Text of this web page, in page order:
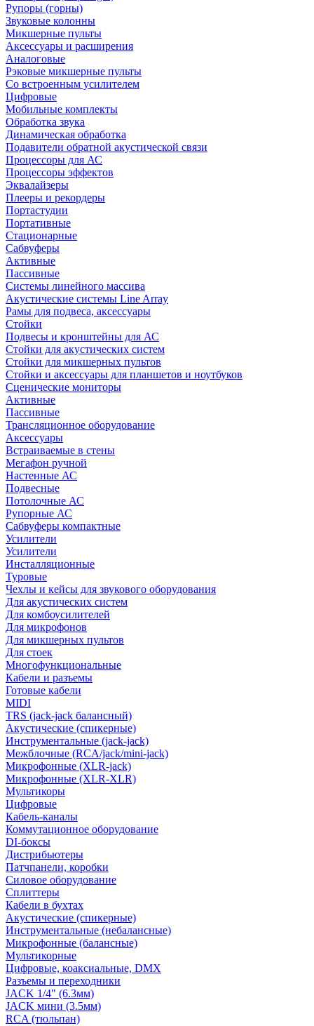
Рупоры (горны)
Звуковые колонны
Микшерные пульты
Аксессуары и расширения
Аналоговые
Рэковые микшерные пульты
Со встроенным усилителем
Цифровые
Мобильные комплекты
Обработка звука
Динамическая обработка
Подавители обратной акустической связи
Процессоры для АС
Процессоры эффектов
Эквалайзеры
Плееры и рекордеры
Портастудии
Портативные
Стационарные
Сабвуферы
Активные
Пассивные
Системы линейного массива
Акустические системы Line Array
Рамы для подвеса, аксессуары
Стойки
Подвесы и кронштейны для АС
Стойки для акустических систем
Стойки для микшерных пультов
Стойки и аксессуары для планшетов и ноутбуков
Сценические мониторы
Активные
Пассивные
Трансляционное оборудование
Аксессуары
Встраиваемые в стены
Мегафон ручной
Настенные АС
Подвесные
Потолочные АС
Рупорные АС
Сабвуферы компактные
Усилители
Усилители
Инсталляционные
Туровые
Чехлы и кейсы для звукового оборудования
Для акустических систем
Для комбоусилителей
Для микрофонов
Для микшерных пультов
Для стоек
Многофункциональные
Кабели и разъемы
Готовые кабели
MIDI
TRS (jack-jack балансный)
Акустические (спикерные)
Инструментальные (jack-jack)
Межблочные (RCA/jack/mini-jack)
Микрофонные (XLR-jack)
Микрофонные (XLR-XLR)
Мультикоры
Цифровые
Кабель-каналы
Коммутационное оборудование
DI-боксы
Дистрибьютеры
Патчпанели, коробки
Силовое оборудование
Сплиттеры
Кабели в бухтах
Акустические (спикерные)
Инструментальные (небалансные)
Микрофонные (балансные)
Мультикорные
Цифровые, коаксиальные, DMX
Разъемы и переходники
JACK 1/4" (6.3мм)
JACK мини (3.5мм)
RCA (тюльпан)